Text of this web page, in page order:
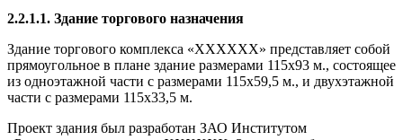
2.2.1.1. Здание торгового назначения
Здание торгового комплекса «ХХХХХХ» представляет собой
прямоугольное в плане здание размерами 115х93 м., состоящее
из одноэтажной части с размерами 115х59,5 м., и двухэтажной
части с размерами 115х33,5 м.
Проект здания был разработан ЗАО Институтом